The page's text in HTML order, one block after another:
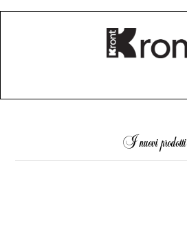
I nuovi prodotti